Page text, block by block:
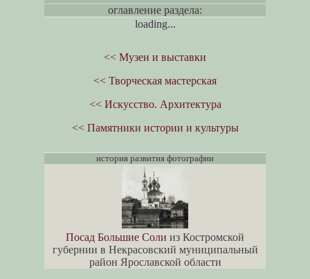
оглавление раздела:
loading...
<< Музеи и выставки
<< Творческая мастерская
<< Искусство. Архитектура
<< Памятники истории и культуры
история развития фотографии
Посад Большие Соли из Костромской
губернии в Некрасовский муниципальный
район Ярославской области